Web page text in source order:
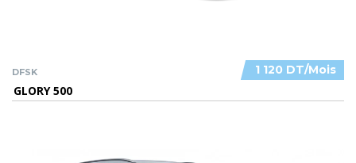
1 120 DT/Mois
DFSK
GLORY 500